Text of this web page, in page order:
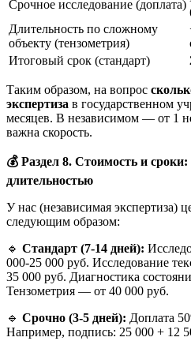
Срочное исследование (доплата)
Длительность по сложному
объекту (тензометрия)
Итоговый срок (стандарт)
Таким образом, на вопрос
экспертиза в государственном
месяцев. В независимом — от 1
важна скорость.
💰 Раздел 8. Стоимость и
длительностью
У нас (независимая экспертиза)
следующим образом:
🔹 Стандарт (7-14 дней):
000-25 000 руб. Исследование
35 000 руб. Диагностика
Тензометрия — от 40 000 руб.
🔹 Срочно (3-5 дней): Доплата
Например, подпись: 25 000 + 12